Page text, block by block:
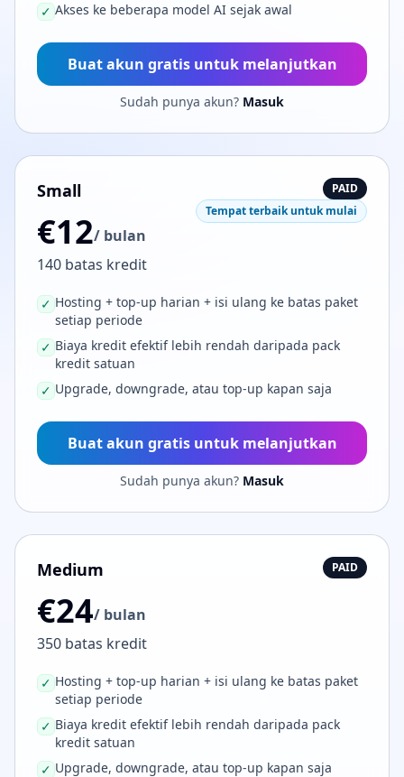
✓ Akses ke beberapa model AI sejak awal
Buat akun gratis untuk melanjutkan
Sudah punya akun? Masuk
Small
€12/ bulan
140 batas kredit
PAID
Tempat terbaik untuk mulai
✓ Hosting + top-up harian + isi ulang ke batas paket
setiap periode
✓ Biaya kredit efektif lebih rendah daripada pack
kredit satuan
✓ Upgrade, downgrade, atau top-up kapan saja
Buat akun gratis untuk melanjutkan
Sudah punya akun? Masuk
Medium
€24/ bulan
350 batas kredit
PAID
✓ Hosting + top-up harian + isi ulang ke batas paket
setiap periode
✓ Biaya kredit efektif lebih rendah daripada pack
kredit satuan
✓ Upgrade, downgrade, atau top-up kapan saja